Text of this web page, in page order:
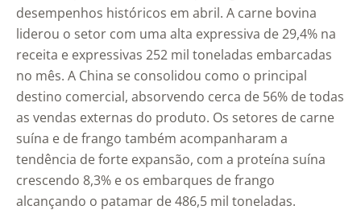
desempenhos históricos em abril. A carne bovina
liderou o setor com uma alta expressiva de 29,4% na
receita e expressivas 252 mil toneladas embarcadas
no mês. A China se consolidou como o principal
destino comercial, absorvendo cerca de 56% de todas
as vendas externas do produto. Os setores de carne
suína e de frango também acompanharam a
tendência de forte expansão, com a proteína suína
crescendo 8,3% e os embarques de frango
alcançando o patamar de 486,5 mil toneladas.